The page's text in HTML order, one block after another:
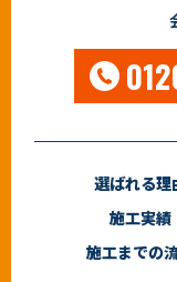
選ばれる理
施工実績
施工までの